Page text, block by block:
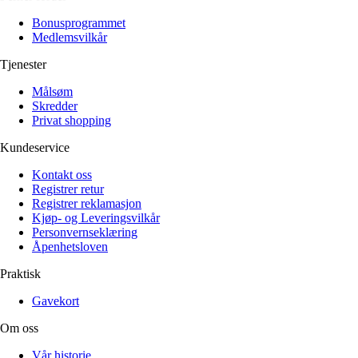
Klær
Reise
Informasjon
Tilbehør
Lukk
Alle artikler
Klær
Reise
Informasjon
Tilbehør
Målsøm
Lukk
Bonusprogrammet
Medlemsvilkår
Tjenester
Målsøm
Skredder
Privat shopping
Kundeservice
Kontakt oss
Registrer retur
Registrer reklamasjon
Kjøp- og Leveringsvilkår
Personvernseklæring
Åpenhetsloven
Praktisk
Gavekort
Om oss
Vår historie